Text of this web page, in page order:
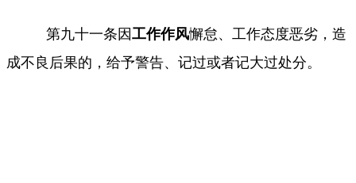
第九十一条因工作作风懈怠、工作态度恶劣，造
成不良后果的，给予警告、记过或者记大过处分。